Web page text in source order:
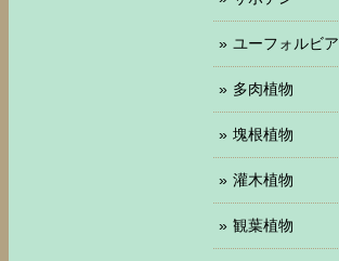
ユーフォルビア
多肉植物
塊根植物
灌木植物
観葉植物